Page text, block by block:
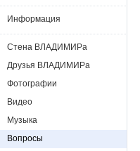
Информация
Стена ВЛАДИМИРа
Друзья ВЛАДИМИРа
Фотографии
Видео
Музыка
Вопросы